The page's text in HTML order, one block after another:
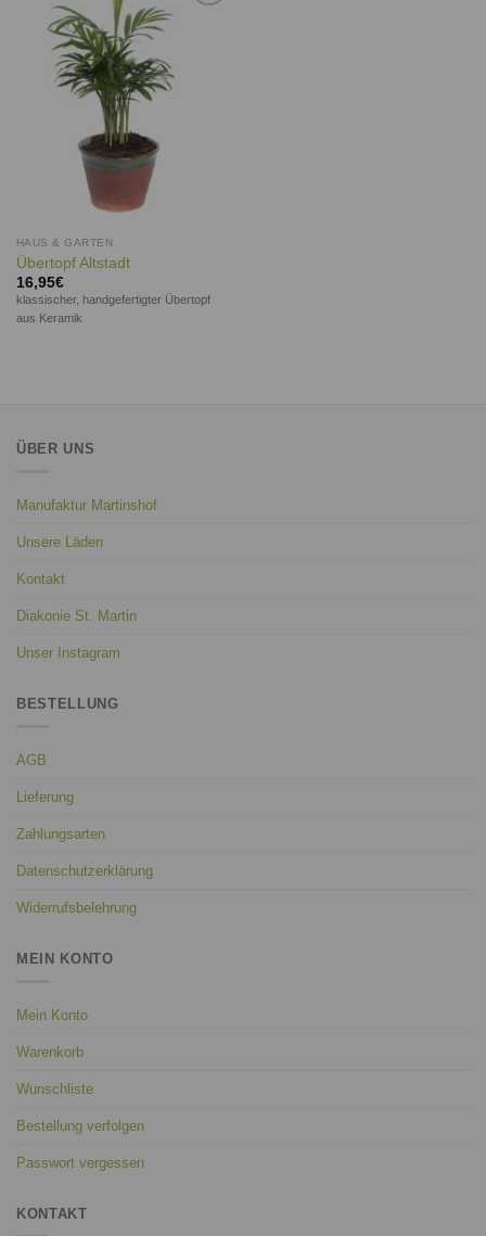
Auf die
Wunschliste
HAUS & GARTEN
Übertopf Altstadt
16,95€
klassischer, handgefertigter Übertopf
aus Keramik
ÜBER UNS
Manufaktur Martinshof
Unsere Läden
Kontakt
Diakonie St. Martin
Unser Instagram
BESTELLUNG
AGB
Lieferung
Zahlungsarten
Datenschutzerklärung
Widerrufsbelehrung
MEIN KONTO
Mein Konto
Warenkorb
Wunschliste
Bestellung verfolgen
Passwort vergessen
KONTAKT